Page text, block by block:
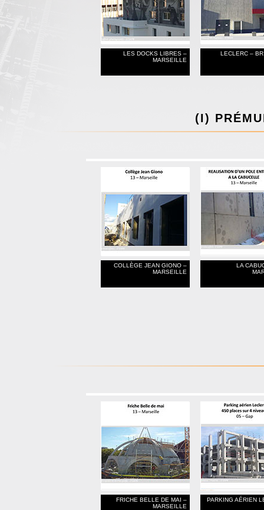
LES DOCKS LIBRES –
MARSEILLE
LECLERC –
(I)
COLLÈGE JEAN GIONO –
MARSEILLE
LA
FRICHE BELLE DE MAI –
MARSEILLE
PARKING AÉRIEN